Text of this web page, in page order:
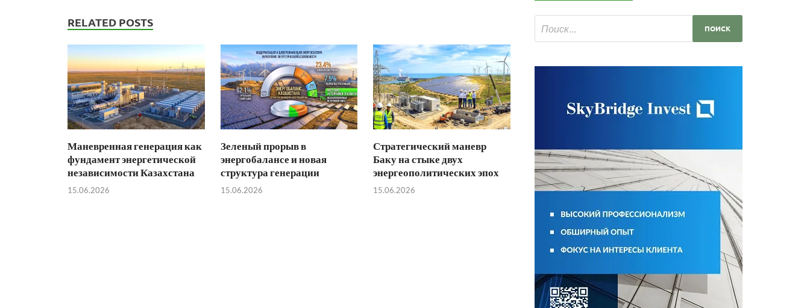
RELATED POSTS
Маневренная генерация как
фундамент энергетической
независимости Казахстана
15.06.2026
Зеленый прорыв в
энергобалансе и новая
структура генерации
15.06.2026
Стратегический маневр
Баку на стыке двух
энергеополитических эпох
15.06.2026